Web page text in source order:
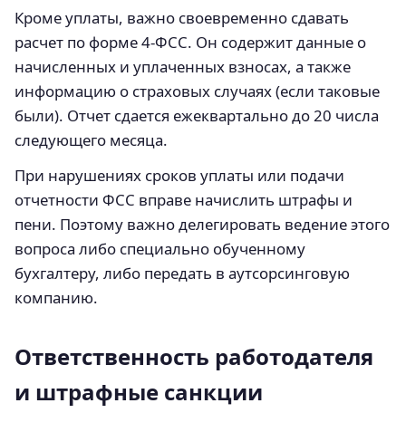
Кроме уплаты, важно своевременно сдавать
расчет по форме 4-ФСС. Он содержит данные о
начисленных и уплаченных взносах, а также
информацию о страховых случаях (если таковые
были). Отчет сдается ежеквартально до 20 числа
следующего месяца.
При нарушениях сроков уплаты или подачи
отчетности ФСС вправе начислить штрафы и
пени. Поэтому важно делегировать ведение этого
вопроса либо специально обученному
бухгалтеру, либо передать в аутсорсинговую
компанию.
Ответственность работодателя
и штрафные санкции